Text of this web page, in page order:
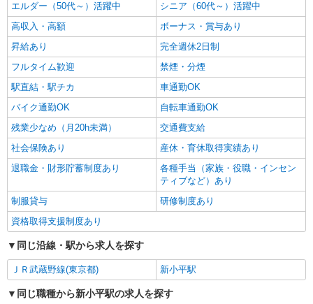
エルダー（50代～）活躍中
シニア（60代～）活躍中
高収入・高額
ボーナス・賞与あり
昇給あり
完全週休2日制
フルタイム歓迎
禁煙・分煙
駅直結・駅チカ
車通勤OK
バイク通勤OK
自転車通勤OK
残業少なめ（月20h未満）
交通費支給
社会保険あり
産休・育休取得実績あり
退職金・財形貯蓄制度あり
各種手当（家族・役職・インセン
ティブなど）あり
制服貸与
研修制度あり
資格取得支援制度あり
同じ沿線・駅から求人を探す
ＪＲ武蔵野線(東京都) 新小平駅
同じ職種から新小平駅の求人を探す